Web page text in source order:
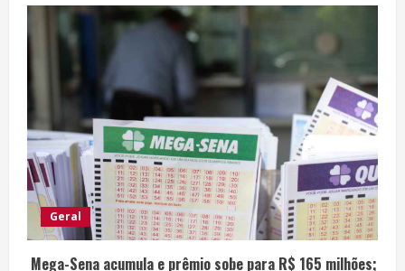
Geral
Mega-Sena acumula e prêmio sobe para R$ 165 milhões;